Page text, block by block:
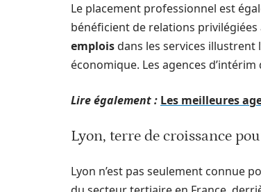
Le placement professionnel est
bénéficient de relations
emploisdans les services
économique. Les agences
Lire également : Les meilleures
Lyon, terre de croissance
Lyon n’est pas seulement connue